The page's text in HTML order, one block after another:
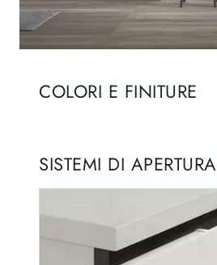
COLORI E FINITURE
SISTEMI DI APERTURA